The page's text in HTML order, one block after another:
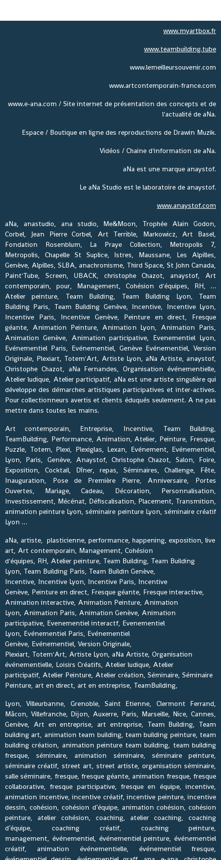
www.myartbox.fr
www.teambuilding.tube
www.lemeilleursouvenir.com
www.artcontemporain-france.com
www.e-ana.com / Site internet de présentation des concepts et de
l'actualité de aNa.
Espace / Boutique en ligne des reproductions de Drawin Muzik.
Vidéos / Chaine d'information de aNa.
aNa est une marque anaystof.
Le aNa Studio est le laboratoire de anaystof.
www.anaystof.com
aNa, anastudio, ana studio, Me&Moon, Trophée Alain Godon,
Corbel, Jean Pierre Corbel, Art Terrible, Markowicz, Art Basel,
Fondation Rosenblum, La Praye Collection, Metropolis 7,
Metropolis, Chapelle St Suplice, Istres, Maussane, Les Alpilles,
Genève, Alpilles, SLBA, anachronisme, Third Space, St John Canada,
Paint'Tube, Screen, UBACK, christophe Chazot, anaystof, Art
contemporain, pour, Management, Cohésion d'équipes, RH, …
Atelier peinture, Team Building, Team Building Lyon, Team
Building Paris, Team Building Genève, Incentive, Incentive Lyon,
Incentive Paris, Incentive Genève, Peinture en direct, Fresque
géante, Animation Peinture, Animation Lyon, Animation Paris,
Animation Genève, Animation participative, Evenementiel Lyon,
Evénementiel Paris, Evénementiel, Genève Evénementiel, Version
Originale, Plexiart, Totem'Art, Artiste Lyon, aNa Artiste, anaystof,
Christophe Chazot, aNa Fernandes, Organisation événementielle,
Atelier ludique, Atelier participatif, aNa est une artiste singulière qui
développe des démarches artistiques participatives et inter-actives.
Pour collectionneurs avertis et clients éduqués seulement. A ne pas
mettre dans toutes les mains.
Art contemporain, Entreprise, Incentive, Team Building,
TeamBuilding, Performance, Animation, Atelier, Peinture, Fresque,
Puzzle, Totem, Plexi, Plexiglas, Lexan, Evénement, Evénementiel,
Lyon, Paris, Genève, Anaystof, Christophe Chazot, Salon, Foire,
Exposition, Cocktail, Dîner, repas, Séminaires, Challenge, Fête,
Inauguration, Pose de Première Pierre, Anniversaire, Portes
Ouvertes, Mariage, Cadeau, Décoration, Personnalisation,
Investissement, Mécénat, Défiscalisation, Placement, Transmition,
animation peinture Lyon, séminaire peinture Lyon, séminaire créatif
Lyon …
aNa, artiste, plasticienne, performance, happening, exposition, live
art, Art contemporain, Management, Cohésion
d'équipes, RH, Atelier peinture, Team Building, Team Building
Lyon, Team Building Paris, Team Buildin Genève,
Incentive, Incentive Lyon, Incentive Paris, Incentive
Genève, Peinture en direct, Fresque géante, Fresque interactive,
Animation interactive, Animation Peinture, Animation
Lyon, Animation Paris, Animation Genève, Animation
participative, Evenementiel interactf, Evenementiel
Lyon, Evénementiel Paris, Evénementiel
Genève, Evénementiel, Version Originale,
Plexiart, Totem'Art, Artiste Lyon, aNa Artiste, Organisation
événementielle, Loisirs Créatifs, Atelier ludique, Atelier
participatif, Atelier Peinture, Atelier création, Séminaire, Séminaire
Peinture, art en direct, art en entreprise, TeamBuilding,
Lyon, Villeurbanne, Grenoble, Saint Etienne, Clermont Ferrand,
Mâcon, Villefranche, Dijon, Auxerre, Paris, Marseille, Nice, Cannes,
Genève, Art en entreprise, art entreprise, Team Building, Team
building art, animation team building, team building peinture, team
building création, animation peinture team building, team building
fresque, séminaire, animation séminaire, séminaire peinture,
séminaire créatif, street art, street artiste, organisation séminaire,
salle séminaire, fresque, fresque géante, animation fresque, fresque
collaborative, fresque participative, fresque en équipe, incentive,
animation incentive, incentive créatif, incentive peinture, incentive
dessin, cohésion, cohésion d’équipe, animation cohésion, cohésion
peinture, atelier cohésion, coaching, atelier coaching, coaching
d’équipe, coaching créatif, coaching peinture,
management, événementiel, événementiel peinture, événementiel
créatif, animation événementielle, événementiel fresque,